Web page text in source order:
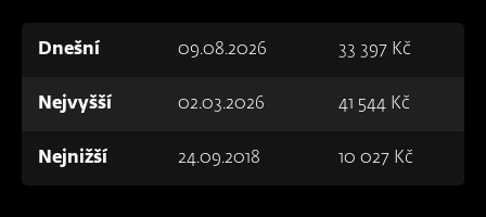
Dnešní 09.08.2026 33 397 Kč
Nejvyšší 02.03.2026 41 544 Kč
Nejnižší 24.09.2018 10 027 Kč